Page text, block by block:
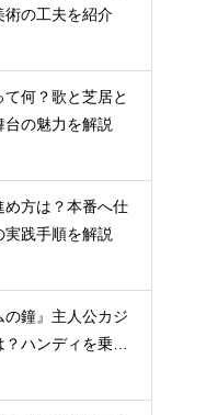
術の工夫を紹介
て何？歌と芝居と
台の魅力を解説
め方は？本番へ仕
実践手順を解説
の鐘』主人公カジ
ハンディを乗り